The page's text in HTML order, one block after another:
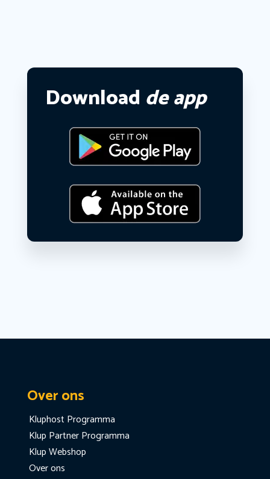
Download de app
Over ons
Kluphost Programma
Klup Partner Programma
Klup Webshop
Over ons